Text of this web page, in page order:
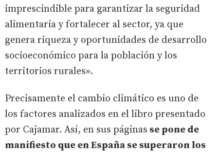
imprescindible para garantizar la seguridad
alimentaria y fortalecer al sector, ya que
genera riqueza y oportunidades de desarrollo
socioeconómico para la población y los
territorios rurales».
Precisamente el cambio climático es uno de
los factores analizados en el libro presentado
por Cajamar. Así, en sus páginas se pone de
manifiesto que en España se superaron los